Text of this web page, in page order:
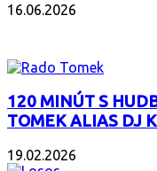
16.06.2026
120 MINÚT S
TOMEK ALIAS DJ
19.02.2026